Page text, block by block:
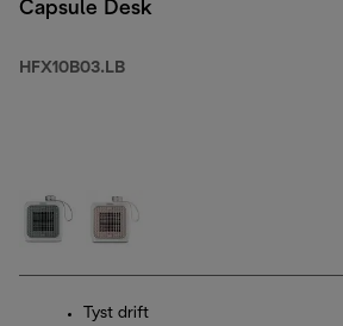
Capsule Desk
HFX10B03.LB
Tyst drift